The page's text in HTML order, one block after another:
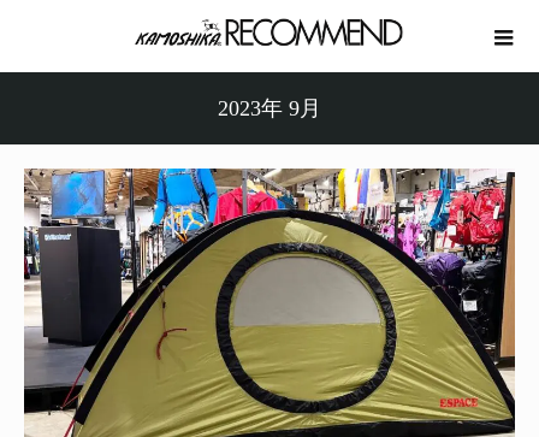
2023年 9月